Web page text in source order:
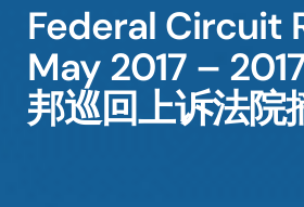
Offices
Careers
Federal Circuit
May 2017 –
邦巡回上诉法院